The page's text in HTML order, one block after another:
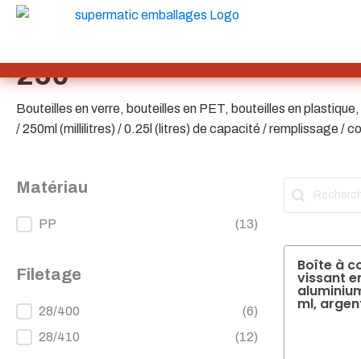
SAN
HD-PE
Carton
PET
PP
rPET
Fer blanc
rHD-PE
Sachets et bag-in-box
Bouteilles
Bouteilles de sauce
/ Produit Quantité de remplissage en ml / 250
250
Bouteilles en verre, bouteilles en PET, bouteilles en
/ 250ml (millilitres) / 0.25l (litres) de capacité / remplissage /
Matériau
Matériau
PP (13)
Filetage
Filetage
28/400
(6)
28/410
(12)
Contenuto
Boîte à
vissant
ml,